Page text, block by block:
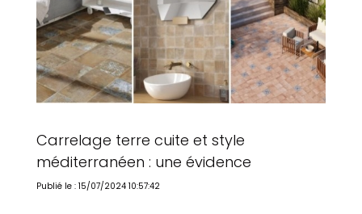
Carrelage terre cuite et style
méditerranéen : une évidence
Publié le : 15/07/2024 10:57:42